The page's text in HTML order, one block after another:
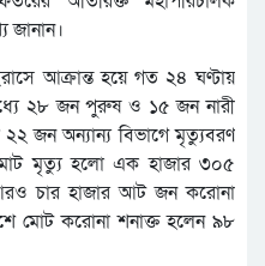
জানান।
আক্রান্ত হয়ে গত ২৪ ঘণ্টায়
২৮ জন পুরুষ ও ১৫ জন নারী
জন অন্যান্য বিভাগে মৃত্যুবরণ
মৃত্যু হলো এক হাজার ৩০৫
চার হাজার আট জন করোনা
মোট করোনা শনাক্ত হলেন ৯৮